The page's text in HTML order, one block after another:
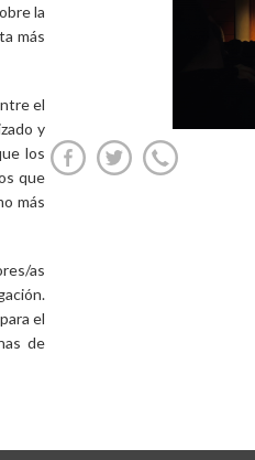
la
más
el
y
los
que
más
as
el
de